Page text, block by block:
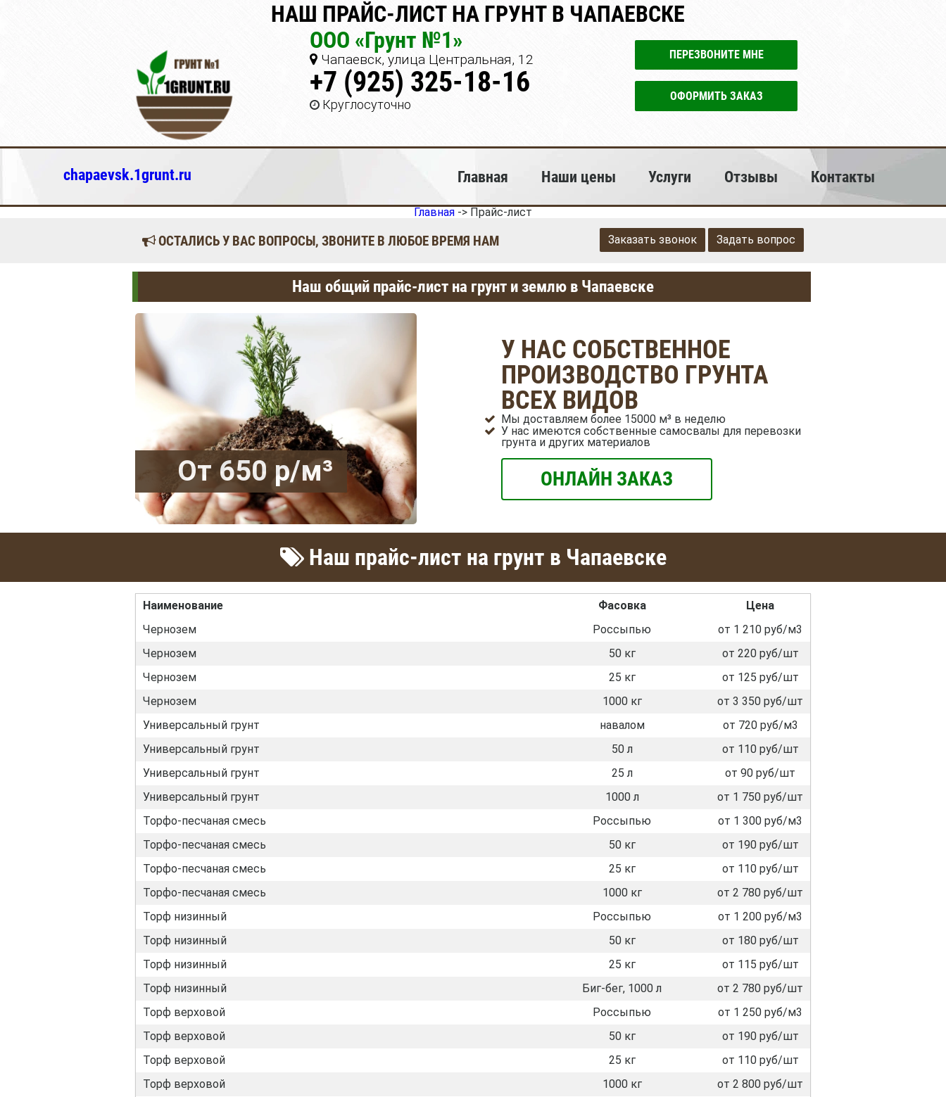
НАШ ПРАЙС-ЛИСТ НА ГРУНТ В ЧАПАЕВСКЕ
ООО «Грунт №1»
Чапаевск, улица Центральная, 12
+7 (925) 325-18-16
Круглосуточно
ПЕРЕЗВОНИТЕ МНЕ
ОФОРМИТЬ ЗАКАЗ
chapaevsk.1grunt.ru Главная Наши цены Услуги Отзывы Контакты
Главная -> Прайс-лист
ОСТАЛИСЬ У ВАС ВОПРОСЫ, ЗВОНИТЕ В ЛЮБОЕ ВРЕМЯ НАМ Заказать звонок Задать вопрос
Наш общий прайс-лист на грунт и землю в Чапаевске
От 650 р/м³
У НАС СОБСТВЕННОЕ
ПРОИЗВОДСТВО ГРУНТА
ВСЕХ ВИДОВ
Мы доставляем более 15000 м³ в неделю
У нас имеются собственные самосвалы для перевозки
грунта и других материалов
ОНЛАЙН ЗАКАЗ
Наш прайс-лист на грунт в Чапаевске
Наименование Фасовка
Цена
Чернозем
Россыпью
от 1 210 руб/м3
Чернозем
50 кг
от 220 руб/шт
Чернозем
25 кг
от 125 руб/шт
Чернозем
1000 кг
от 3 350 руб/шт
Универсальный грунт
навалом
от 720 руб/м3
Универсальный грунт
50 л
от 110 руб/шт
Универсальный грунт
25 л
от 90 руб/шт
Универсальный грунт
1000 л
от 1 750 руб/шт
Торфо-песчаная смесь
Россыпью
от 1 300 руб/м3
Торфо-песчаная смесь
50 кг
от 190 руб/шт
Торфо-песчаная смесь
25 кг
от 110 руб/шт
Торфо-песчаная смесь
1000 кг
от 2 780 руб/шт
Торф низинный
Россыпью
от 1 200 руб/м3
Торф низинный
50 кг
от 180 руб/шт
Торф низинный
25 кг
от 115 руб/шт
Торф низинный
Биг-бег, 1000 л
от 2 780 руб/шт
Торф верховой
Россыпью
от 1 250 руб/м3
Торф верховой
50 кг
от 190 руб/шт
Торф верховой
25 кг
от 110 руб/шт
Торф верховой
1000 кг
от 2 800 руб/шт